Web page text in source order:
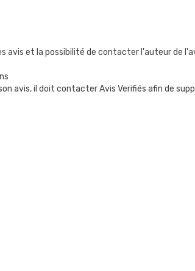
et la possibilité de contacter l'auteur de
avis, il doit contacter Avis Verifiés afin de